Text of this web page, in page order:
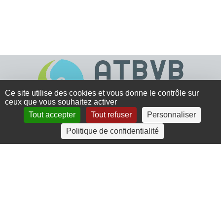
4 rue Crec’h-Ugen
22810 Belle Isle en Terre
Ce site utilise des cookies et vous donne le contrôle sur
ceux que vous souhaitez activer
Tout accepter
Tout refuser
Personnaliser
Politique de confidentialité